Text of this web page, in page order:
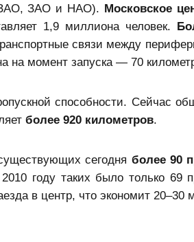
ЗАО и НАО). Московское
1,9 миллиона человек.
связи между
на момент запуска — 70
способности. Сейчас
более 920 километров.
сегодня более 90
году таких было только 69
в центр, что экономит 20–30